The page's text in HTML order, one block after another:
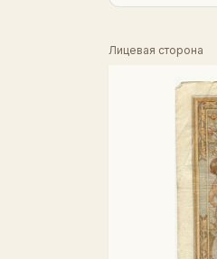
Лицевая сторона